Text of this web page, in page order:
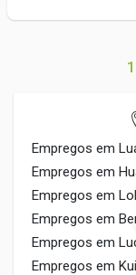
1
Empregos em
Empregos em
Empregos em
Empregos em
Empregos em
Empregos em